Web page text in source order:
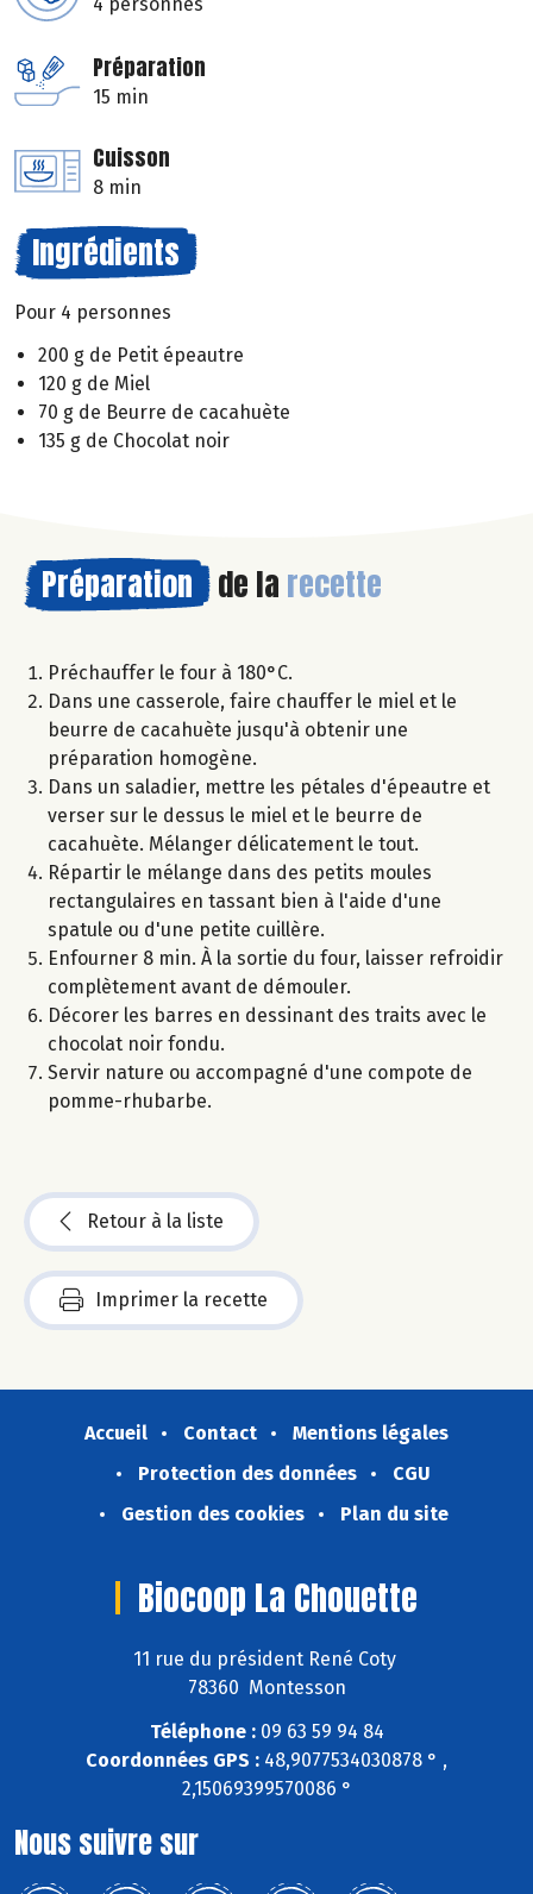
Préparation
15 min
Cuisson
8 min
Ingrédients
Pour 4 personnes
200 g de Petit épeautre
120 g de Miel
70 g de Beurre de cacahuète
135 g de Chocolat noir
Préparation de la recette
Préchauffer le four à 180°C.
Dans une casserole, faire chauffer le miel et le
beurre de cacahuète jusqu'à obtenir une
préparation homogène.
Dans un saladier, mettre les pétales d'épeautre et
verser sur le dessus le miel et le beurre de
cacahuète. Mélanger délicatement le tout.
Répartir le mélange dans des petits moules
rectangulaires en tassant bien à l'aide d'une
spatule ou d'une petite cuillère.
Enfourner 8 min. À la sortie du four, laisser refroidir
complètement avant de démouler.
Décorer les barres en dessinant des traits avec le
chocolat noir fondu.
Servir nature ou accompagné d'une compote de
pomme-rhubarbe.
Retour à la liste
Imprimer la recette
Accueil Contact
Mentions légales
Protection des données
CGU
Gestion des cookies
Plan du site
Biocoop La Chouette
11 rue du président René Coty
78360 Montesson
Téléphone :09 63 59 94 84
Coordonnées GPS : 48,9077534030878 ° ,
2,15069399570086 °
Nous suivre sur